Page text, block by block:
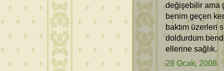
değişebilir ama
benim geçen
baktım üzerleri
doldurdum
ellerine sağlık.
28 Ocak, 2008